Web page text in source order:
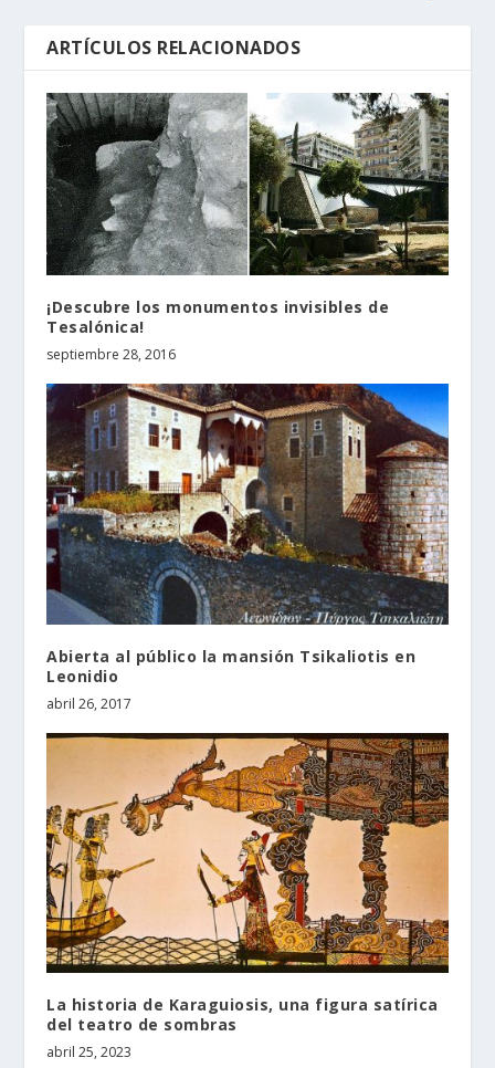
ARTÍCULOS RELACIONADOS
¡Descubre los monumentos invisibles de
Tesalónica!
septiembre 28, 2016
Abierta al público la mansión Tsikaliotis en
Leonidio
abril 26, 2017
La historia de Karaguiosis, una figura satírica
del teatro de sombras
abril 25, 2023